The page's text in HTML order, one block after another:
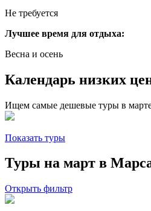
Не требуется
Лучшее время для отдыха:
Весна и осень
Календарь низких
Ищем самые дешевые туры в
Показать туры
Туры на март в
Открыть фильтр